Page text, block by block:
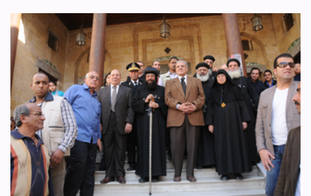
شكر وتقدير
شهادات جودة ISO
صورة وخبر
إعلان
رياضة
طبيب الاسرة
خواطر ايمانية